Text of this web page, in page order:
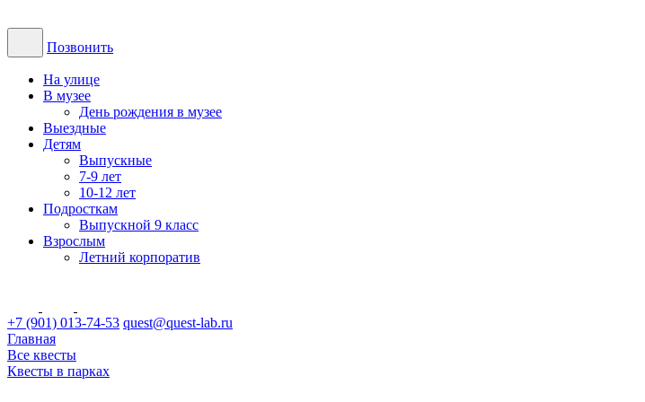
Позвонить
На улице
В музее
День рождения в музее
Выездные
Детям
Выпускные
7-9 лет
10-12 лет
Подросткам
Выпускной 9 класс
Взрослым
Летний корпоратив
+7 (901) 013-74-53 quest@quest-lab.ru
Главная
Все квесты
Квесты в парках